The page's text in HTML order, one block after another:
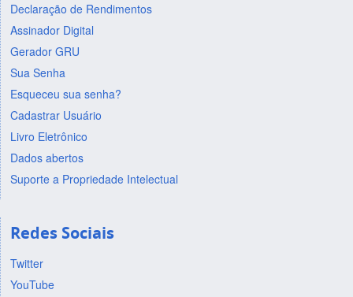
Declaração de Rendimentos
Assinador Digital
Gerador GRU
Sua Senha
Esqueceu sua senha?
Cadastrar Usuário
Livro Eletrônico
Dados abertos
Suporte a Propriedade Intelectual
Redes Sociais
Twitter
YouTube